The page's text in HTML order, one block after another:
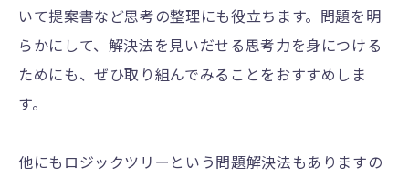
いて提案書など思考の整理にも役立ちます。問題を明
らかにして、解決法を見いだせる思考力を身につける
ためにも、ぜひ取り組んでみることをおすすめしま
す。
他にもロジックツリーという問題解決法もありますの